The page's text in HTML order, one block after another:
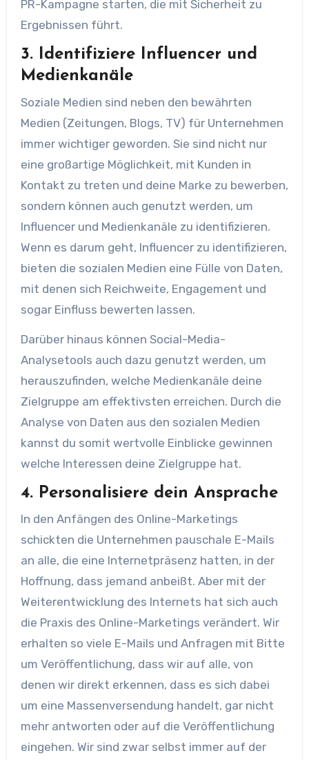
PR-Kampagne starten, die mit Sicherheit zu
Ergebnissen führt.
3. Identifiziere Influencer und
Medienkanäle
Soziale Medien sind neben den bewährten
Medien (Zeitungen, Blogs, TV) für Unternehmen
immer wichtiger geworden. Sie sind nicht nur
eine großartige Möglichkeit, mit Kunden in
Kontakt zu treten und deine Marke zu bewerben,
sondern können auch genutzt werden, um
Influencer und Medienkanäle zu identifizieren.
Wenn es darum geht, Influencer zu identifizieren,
bieten die sozialen Medien eine Fülle von Daten,
mit denen sich Reichweite, Engagement und
sogar Einfluss bewerten lassen.
Darüber hinaus können Social-Media-
Analysetools auch dazu genutzt werden, um
herauszufinden, welche Medienkanäle deine
Zielgruppe am effektivsten erreichen. Durch die
Analyse von Daten aus den sozialen Medien
kannst du somit wertvolle Einblicke gewinnen
welche Interessen deine Zielgruppe hat.
4. Personalisiere dein Ansprache
In den Anfängen des Online-Marketings
schickten die Unternehmen pauschale E-Mails
an alle, die eine Internetpräsenz hatten, in der
Hoffnung, dass jemand anbeißt. Aber mit der
Weiterentwicklung des Internets hat sich auch
die Praxis des Online-Marketings verändert. Wir
erhalten so viele E-Mails und Anfragen mit Bitte
um Veröffentlichung, dass wir auf alle, von
denen wir direkt erkennen, dass es sich dabei
um eine Massenversendung handelt, gar nicht
mehr antworten oder auf die Veröffentlichung
eingehen. Wir sind zwar selbst immer auf der